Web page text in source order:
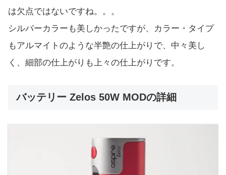
は欠点ではないですね。。。
シルバーカラーも美しかったですが、カラー・タイプ
もアルマイトのような半艶の仕上がりで、中々美し
く、細部の仕上がりも上々の仕上がりです。
バッテリー Zelos 50W MODの詳細